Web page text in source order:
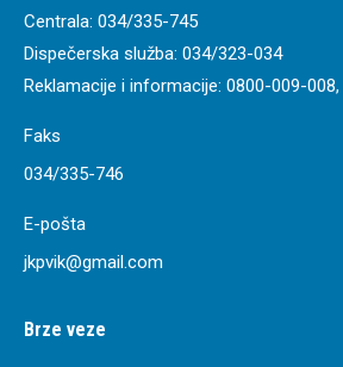
Centrala: 034/335-745
Dispečerska služba: 034/323-034
Reklamacije i informacije: 0800-009-008,
Faks
034/335-746
E-pošta
jkpvik@gmail.com
Brze veze